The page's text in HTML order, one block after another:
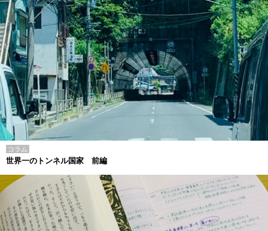
コラム
世界一のトンネル国家 前編